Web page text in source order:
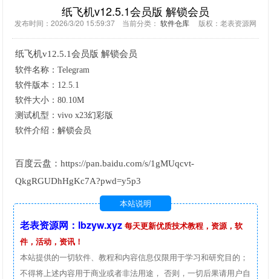
纸飞机v12.5.1会员版 解锁会员
发布时间：2026/3/20 15:59:37 当前分类： 软件仓库 版权：老表资源网
纸飞机v12.5.1会员版 解锁会员
软件名称：Telegram
软件版本：12.5.1
软件大小：80.10M
测试机型：vivo x23幻彩版
软件介绍：解锁会员
百度云盘：https://pan.baidu.com/s/1gMUqcvt-
QkgRGUDhHgKc7A?pwd=y5p3
本站说明
老表资源网：lbzyw.xyz 每天更新优质技术教程，资源，软
件，活动，资讯！
本站提供的一切软件、教程和内容信息仅限用于学习和研究目的；
不得将上述内容用于商业或者非法用途， 否则，一切后果请用户自